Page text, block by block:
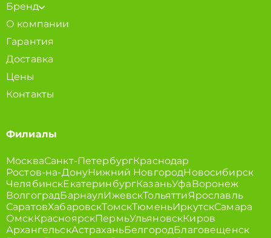
Бренд
О компании
Гарантия
Доставка
Цены
Контакты
Филиалы
МоскваСанкт-ПетербургКраснодар
Ростов-на-ДонуНижний НовгородНовосибирск
ЧелябинскЕкатеринбургКазаньУфаВоронеж
ВолгоградБарнаулИжевскТольяттиЯрославль
СаратовХабаровскТомскТюменьИркутскСамара
ОмскКрасноярскПермьУльяновскКиров
АрхангельскАстраханьБелгородБлаговещенск